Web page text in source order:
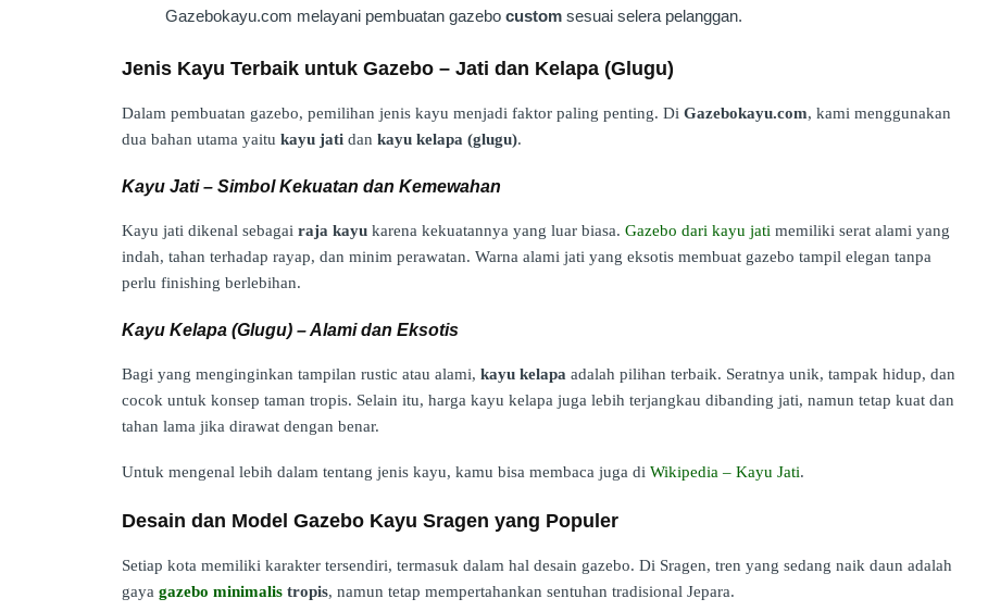
Gazebokayu.com melayani pembuatan gazebo custom sesuai selera pelanggan.
Jenis Kayu Terbaik untuk Gazebo – Jati dan Kelapa (Glugu)
Dalam pembuatan gazebo, pemilihan jenis kayu menjadi faktor paling penting. Di Gazebokayu.com, kami menggunakan
dua bahan utama yaitu kayu jati dan kayu kelapa (glugu).
Kayu Jati – Simbol Kekuatan dan Kemewahan
Kayu jati dikenal sebagai raja kayu karena kekuatannya yang luar biasa. Gazebo dari kayu jati memiliki serat alami yang
indah, tahan terhadap rayap, dan minim perawatan. Warna alami jati yang eksotis membuat gazebo tampil elegan tanpa
perlu finishing berlebihan.
Kayu Kelapa (Glugu) – Alami dan Eksotis
Bagi yang menginginkan tampilan rustic atau alami, kayu kelapa adalah pilihan terbaik. Seratnya unik, tampak hidup, dan
cocok untuk konsep taman tropis. Selain itu, harga kayu kelapa juga lebih terjangkau dibanding jati, namun tetap kuat dan
tahan lama jika dirawat dengan benar.
Untuk mengenal lebih dalam tentang jenis kayu, kamu bisa membaca juga di Wikipedia – Kayu Jati.
Desain dan Model Gazebo Kayu Sragen yang Populer
Setiap kota memiliki karakter tersendiri, termasuk dalam hal desain gazebo. Di Sragen, tren yang sedang naik daun adalah
gaya gazebo minimalis tropis, namun tetap mempertahankan sentuhan tradisional Jepara.